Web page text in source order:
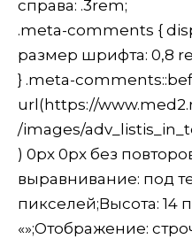
справа: .3rem;
.meta-comments {
размер шрифта: 0,8
} .meta-
url(https://
/images/
) 0px 0px без
выравнивание: под
пикселей;Высота: 14
«»;Отображение: